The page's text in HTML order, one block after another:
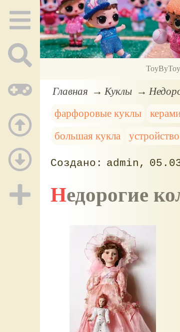
Главная Куклы
фарфоровые куклы
большая кукла
admin
Недорогие